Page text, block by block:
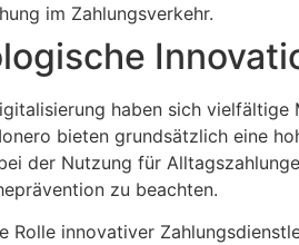
im Zahlungsverkehr.
haben sich
bieten grundsätzlich eine
der Nutzung für
zu beachten.
Rolle innovativer